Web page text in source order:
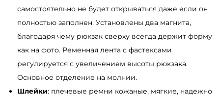
p
M
i
l
t
o
n
самостоятельно не будет открываться даже если он
полностью заполнен. Установлены два магнита,
благодаря чему рюкзак сверху всегда держит форму
как на фото. Ременная лента с фастексами
регулируется с увеличением высоты рюкзака.
Основное отделение на молнии.
Шлейки: плечевые ремни кожаные, мягкие, надежно